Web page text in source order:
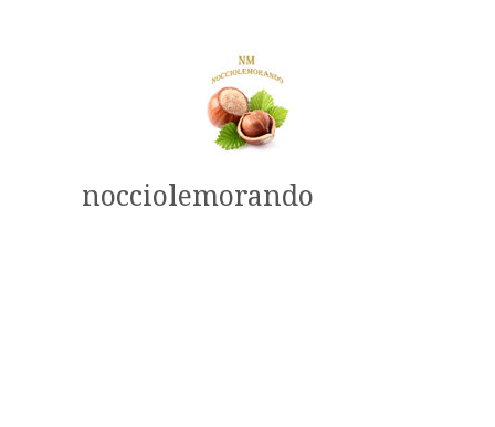
nocciolemorando